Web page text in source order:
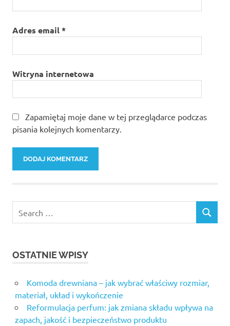
Adres email*
Witryna internetowa
Zapamiętaj moje dane w tej przeglądarce podczas
pisania kolejnych komentarzy.
OSTATNIE WPISY
Komoda drewniana – jak wybrać właściwy rozmiar,
materiał, układ i wykończenie
Reformulacja perfum: jak zmiana składu wpływa na
zapach, jakość i bezpieczeństwo produktu